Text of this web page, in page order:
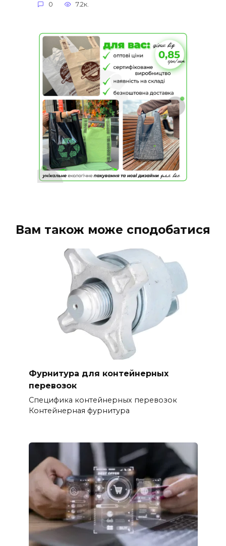
0 7.2к.
Вам також може сподобатися
Фурнитура для контейнерных
перевозок
Специфика контейнерных перевозок
Контейнерная фурнитура